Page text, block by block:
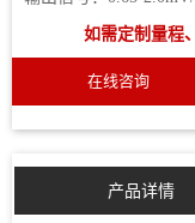
如需定制量程
在线咨询
产品详情